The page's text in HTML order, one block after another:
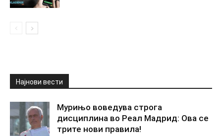
Најнови вести
Мурињо воведува строга
дисциплина во Реал Мадрид: Ова се
трите нови правила!